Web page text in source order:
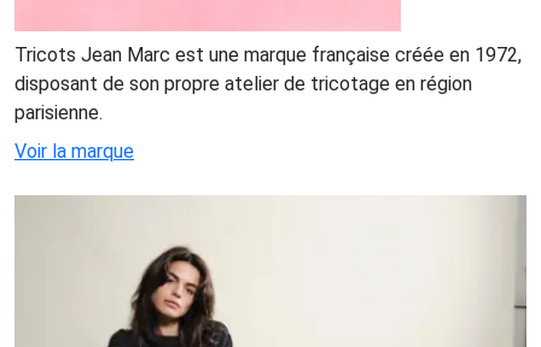
Tricots Jean Marc est une marque française créée en 1972,
disposant de son propre atelier de tricotage en région
parisienne.
Voir la marque